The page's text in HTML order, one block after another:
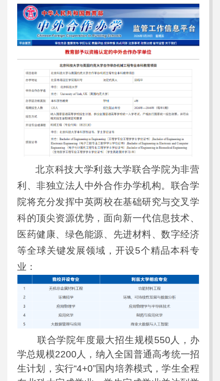
北京科技大学利兹大学联合学院为非营
利、非独立法人中外合作办学机构。联合学
院将充分发挥中英两校在基础研究与交叉学
科的顶尖资源优势，面向新一代信息技术、
医药健康、绿色能源、先进材料、数字经济
等全球关键发展领域，开设5个精品本科专
业：
联合学院年度最大招生规模550人，办
学总规模2200人，纳入全国普通高考统一招
生计划，实行“4+0”国内培养模式，学生全程